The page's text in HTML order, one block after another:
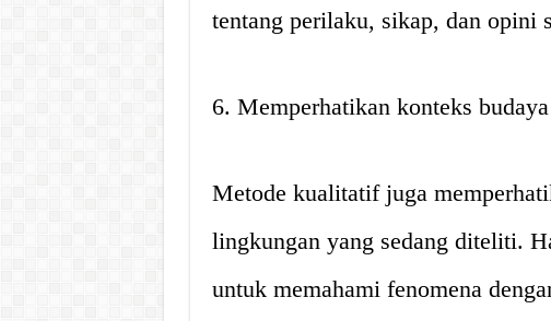
tentang perilaku, sikap, dan opini
6. Memperhatikan konteks
Metode kualitatif juga
lingkungan yang sedang diteliti.
untuk memahami fenomena